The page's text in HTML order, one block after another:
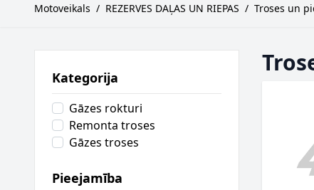
Motoveikals / REZERVES DAĻAS UN RIEPAS / Troses un
Kategorija
Gāzes rokturi
Remonta troses
Gāzes troses
Pieejamība